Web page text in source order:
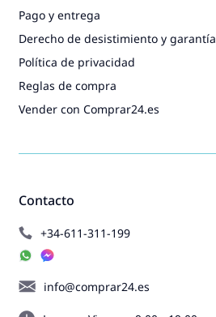
Contacto
+34-611-311-199
info@comprar24.es
Pago y entrega
Derecho de desistimiento y garantía
Política de privacidad
Reglas de compra
Vender con Comprar24.es